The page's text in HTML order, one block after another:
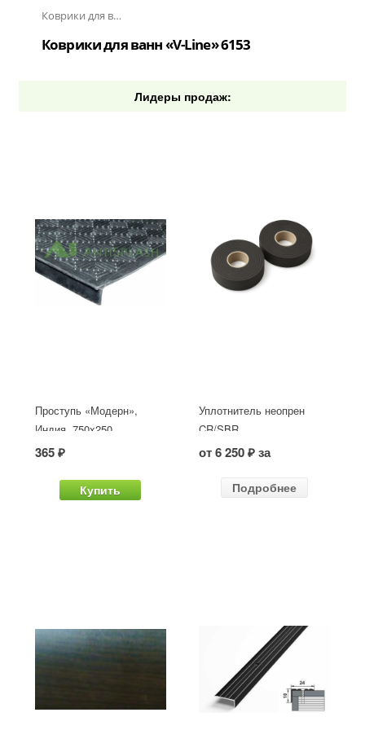
Коврики для ванн «V-Line»
Коврики для ванн «V-Line» 6153
Лидеры продаж:
Проступь «Модерн»,
Индия, 750x250
365 ₽
Купить
Уплотнитель неопрен
CR/SBR
от 6 250 ₽ за
Подробнее